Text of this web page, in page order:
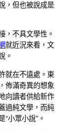
，但也被說成是
，不具文學性。
就近況來看，文
。
就在不遠處。東
佈滿奇異的想象
向讀者供給新作
過純文學，而純
“小眾小說”。